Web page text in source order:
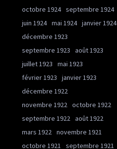
octobre 1924 septembre 1924
juin 1924 mai 1924 janvier 1924
décembre 1923
septembre 1923
août 1923
juillet 1923
mai 1923
février 1923
janvier 1923
décembre 1922
novembre 1922 octobre 1922
septembre 1922 août 1922
mars 1922 novembre 1921
octobre 1921
septembre 1921